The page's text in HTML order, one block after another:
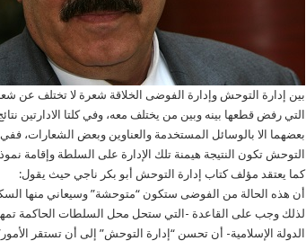
بين إدارة التوحش وإدارة الفوضى الخلاقة شعرة لا تختلف عن
التي رفض قطعها بينه وبين من يختلف معه، وفي كلتا الادارتين
بعضهما الا بالوسائل المستخدمة والعناوين وبعض الشعارات، ففي
التوحش تكون النتيجة هيمنة تلك الإدارة على السلطة وإقامة
كما يعتقد مؤلف كتاب إدارة التوحش أبو بكر ناجي حيث يقول:
أن هذه الحالة من الفوضى ستكون “متوحشة” وسيعاني منها
لذلك وجب على القاعدة -التي ستحل محل السلطات الحاكمة
الدولة الإسلامية- أن تحسن “إدارة التوحش” إلى أن تستقر